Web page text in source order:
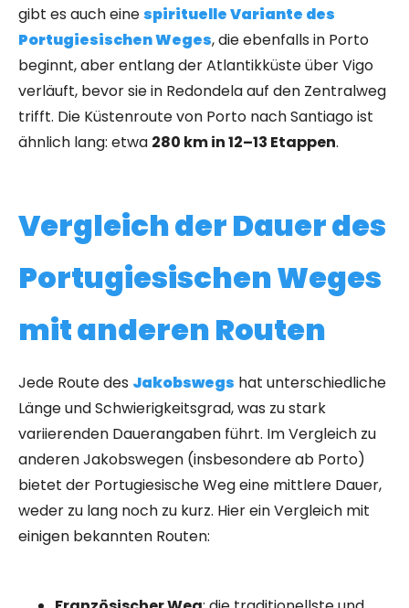
gibt es auch einespirituelle Variante des
Portugiesischen Weges, die ebenfalls in Porto
beginnt, aber entlang der Atlantikküste über Vigo
verläuft, bevor sie in Redondela auf den Zentralweg
trifft. Die Küstenroute von Porto nach Santiago ist
ähnlich lang: etwa 280 km in 12–13 Etappen.
Vergleich der Dauer des
Portugiesischen Weges
mit anderen Routen
Jede Route des Jakobswegs hat unterschiedliche
Länge und Schwierigkeitsgrad, was zu stark
variierenden Dauerangaben führt. Im Vergleich zu
anderen Jakobswegen (insbesondere ab Porto)
bietet der Portugiesische Weg eine mittlere Dauer,
weder zu lang noch zu kurz. Hier ein Vergleich mit
einigen bekannten Routen: